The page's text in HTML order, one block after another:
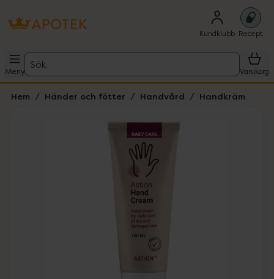
Kundklubb Recept
Meny
Sök
Varukorg
Hem Händer och fötter Handvård Handkräm
Lista: . Innehåller 1 objekt.